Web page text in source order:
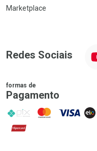
Marketplace
Redes Sociais
formas de
Pagamento
PIX MasterCard
VISA ELO
Hipercard